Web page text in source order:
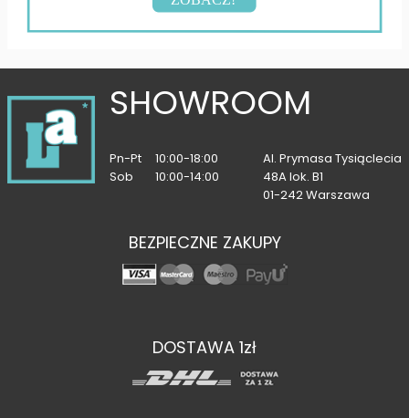
SHOWROOM
Pn-Pt
10:00-18:00
Sob
10:00-14:00
Al. Prymasa Tysiąclecia
48A lok. B1
01-242 Warszawa
BEZPIECZNE ZAKUPY
DOSTAWA 1zł